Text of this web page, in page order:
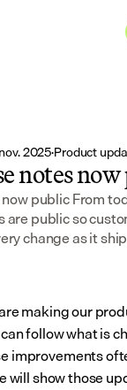
2025·Product
notes
public From
public so
change as it
making our
follow what is
improvements
will show those